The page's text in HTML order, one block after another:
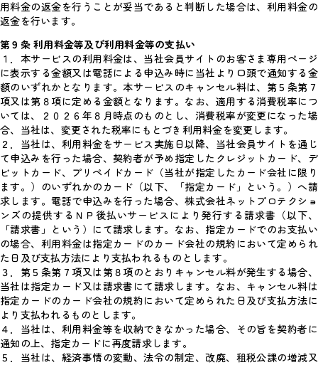
用料金の返金を行うことが妥当であると判断した場合は、利用料金の
返金を行います。
第９条 利用料金等及び利用料金等の支払い
１．本サービスの利用料金は、当社会員サイトのお客さま専用ページ
に表示する金額又は電話による申込み時に当社より口頭で通知する金
額のいずれかとなります。本サービスのキャンセル料は、第５条第７
項又は第８項に定める金額となります。なお、適用する消費税率につ
いては、２０２６年８月時点のものとし、消費税率が変更になった場
合、当社は、変更された税率にもとづき利用料金を変更します。
２．当社は、利用料金をサービス実施日以降、当社会員サイトを通じ
て申込みを行った場合、契約者が予め指定したクレジットカード、デ
ビットカード、プリペイドカード（当社が指定したカード会社に限り
ます。）のいずれかのカード（以下、「指定カード」という。）へ請
求します。電話で申込みを行った場合、株式会社ネットプロテクショ
ンズの提供するＮＰ後払いサービスにより発行する請求書（以下、
「請求書」という）にて請求します。なお、指定カードでのお支払い
の場合、利用料金は指定カードのカード会社の規約において定められ
た日及び支払方法により支払われるものとします。
３．第５条第７項又は第８項のとおりキャンセル料が発生する場合、
当社は指定カード又は請求書にて請求します。なお、キャンセル料は
指定カードのカード会社の規約において定められた日及び支払方法に
より支払われるものとします。
４．当社は、利用料金等を収納できなかった場合、その旨を契約者に
通知の上、指定カードに再度請求します。
５．当社は、経済事情の変動、法令の制定、改廃、租税公課の増減又